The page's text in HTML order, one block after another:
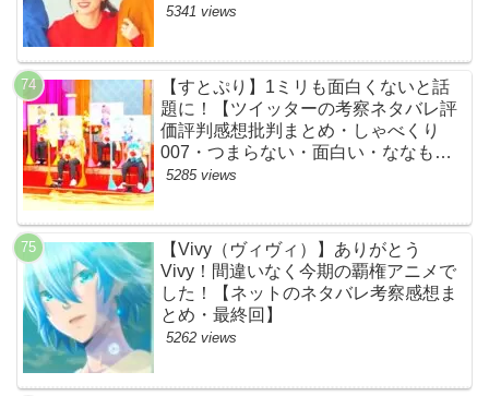
すじ伏線まとめ犯人黒幕・ドラマ・交
5341 views
【すとぷり】1ミリも面白くないと話
題に！【ツイッターの考察ネタバレ評
価評判感想批判まとめ・しゃべくり
007・つまらない・面白い・ななも
り。・ジェル・さとみ・ころん・るぅ
5285 views
【Vivy（ヴィヴィ）】ありがとう
Vivy！間違いなく今期の覇権アニメで
した！【ネットのネタバレ考察感想ま
とめ・最終回】
5262 views